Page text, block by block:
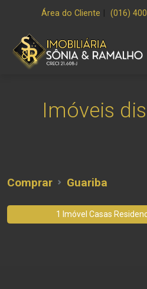
Área do Cliente (016)
Imóveis
Comprar Guariba
1 Imóvel Casas